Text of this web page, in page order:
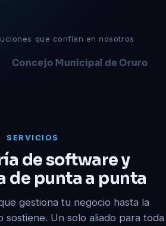
que confían en nosotros
de Oruro LA
SERVICIOS
de software y
de punta a punta
gestiona tu negocio hasta la
Un solo aliado para toda